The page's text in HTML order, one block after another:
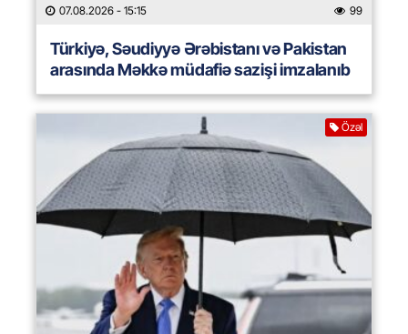
07.08.2026 - 15:15 99
Türkiyə, Səudiyyə Ərəbistanı və Pakistan
arasında Məkkə müdafiə sazişi imzalanıb
Özəl